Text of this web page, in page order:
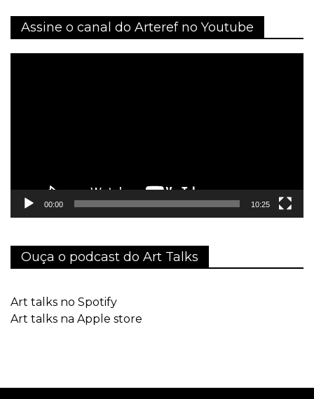
Assine o canal do Arteref no Youtube
00:00 10:25
Ouça o podcast do Art Talks
Art talks no Spotify
Art talks na Apple store